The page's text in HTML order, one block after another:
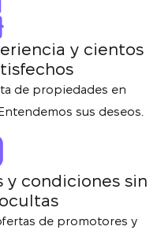
y cientos
de propiedades en
sus deseos.
y condiciones sin
de promotores y